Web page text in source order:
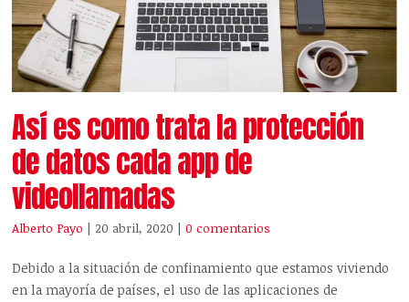
Así es como trata la protección
de datos cada app de
videollamadas
Alberto Payo | 20 abril, 2020 |0 comentarios
Debido a la situación de confinamiento que estamos viviendo
en la mayoría de países, el uso de las aplicaciones de